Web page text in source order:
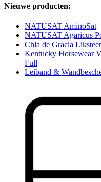
Nieuwe producten:
NATUSAT AminoSat
NATUSAT Agaricus
Chia de Gracia
Kentucky Horsewear
Full
Leiband &